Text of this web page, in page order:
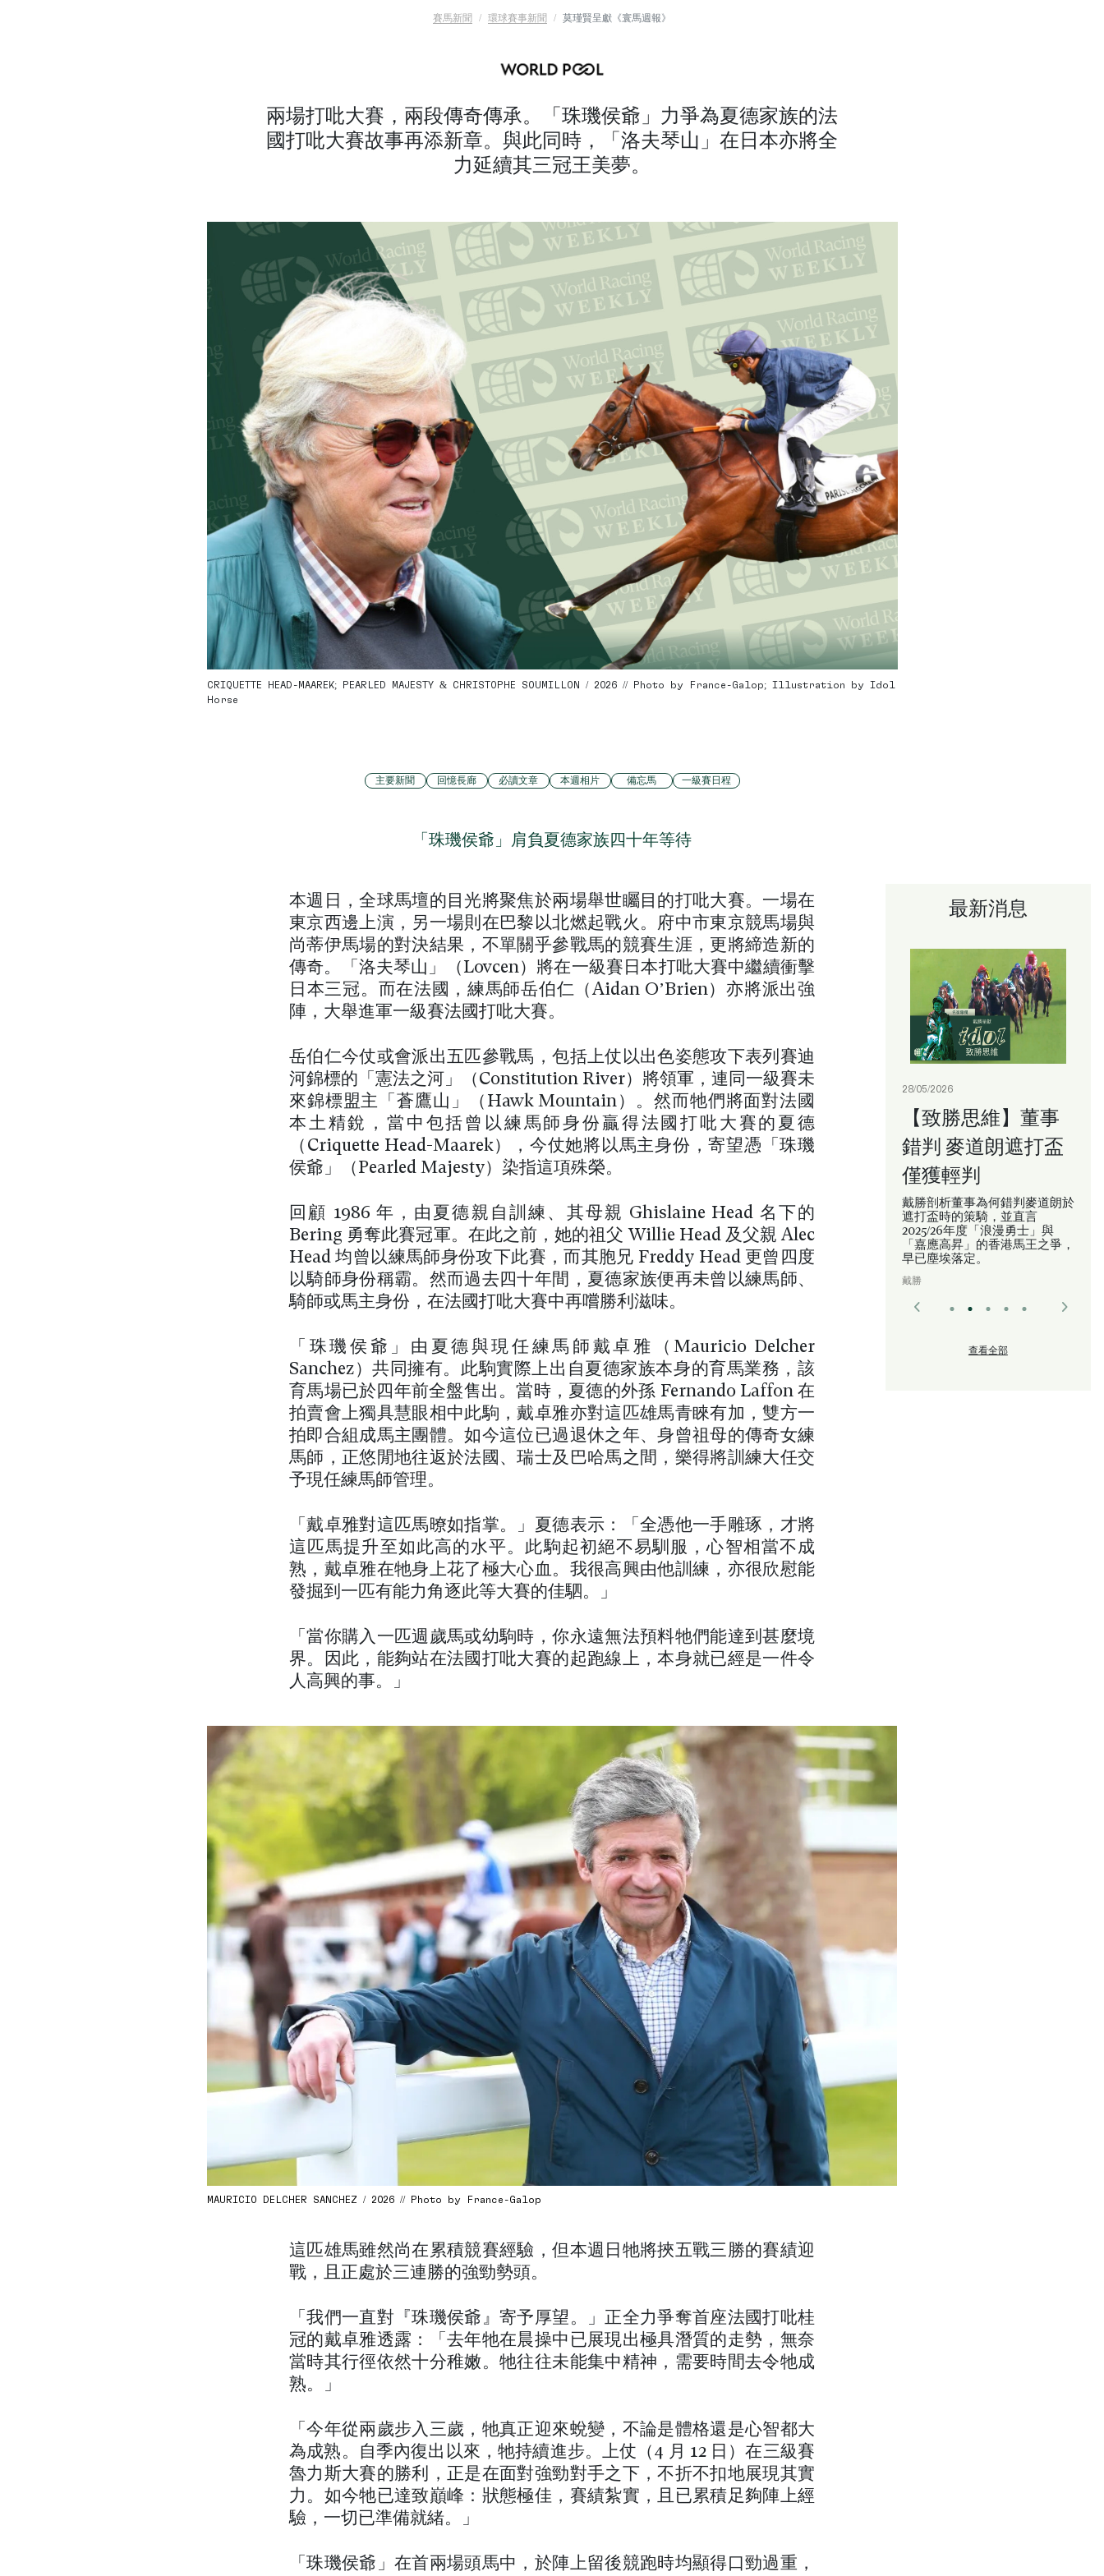
賽馬新聞 環球賽事新聞 莫瑾賢呈獻《寰馬週報》
兩場打吡大賽，兩段傳奇傳承。「珠璣侯爺」力爭為夏德家族的法
國打吡大賽故事再添新章。與此同時，「洛夫琴山」在日本亦將全
力延續其三冠王美夢。
CRIQUETTE HEAD-MAAREK; PEARLED MAJESTY & CHRISTOPHE SOUMILLON / 2026 // Photo by France-Galop; Illustration by Idol
Horse
最新消息
28/05/2026
【致勝思維】董事
錯判 麥道朗遮打盃
僅獲輕判
戴勝剖析董事為何錯判麥道朗於
遮打盃時的策騎，並直言
2025/26年度「浪漫勇士」與
「嘉應高昇」的香港馬王之爭，
早已塵埃落定。
戴勝
查看全部
主要新聞 回憶長廊 必讀文章 本週相片 備忘馬 一級賽日程
「珠璣侯爺」肩負夏德家族四十年等待
本週日，全球馬壇的目光將聚焦於兩場舉世矚目的打吡大賽。一場在
東京西邊上演，另一場則在巴黎以北燃起戰火。府中市東京競馬場與
尚蒂伊馬場的對決結果，不單關乎參戰馬的競賽生涯，更將締造新的
傳奇。「洛夫琴山」（Lovcen）將在一級賽日本打吡大賽中繼續衝擊
日本三冠。而在法國，練馬師岳伯仁（Aidan O’Brien）亦將派出強
陣，大舉進軍一級賽法國打吡大賽。
岳伯仁今仗或會派出五匹參戰馬，包括上仗以出色姿態攻下表列賽迪
河錦標的「憲法之河」（Constitution River）將領軍，連同一級賽未
來錦標盟主「蒼鷹山」（Hawk Mountain）。然而牠們將面對法國
本土精銳，當中包括曾以練馬師身份贏得法國打吡大賽的夏德
（Criquette Head-Maarek），今仗她將以馬主身份，寄望憑「珠璣
侯爺」（Pearled Majesty）染指這項殊榮。
回顧 1986 年，由夏德親自訓練、其母親 Ghislaine Head 名下的
Bering 勇奪此賽冠軍。在此之前，她的祖父 Willie Head 及父親 Alec
Head 均曾以練馬師身份攻下此賽，而其胞兄 Freddy Head 更曾四度
以騎師身份稱霸。然而過去四十年間，夏德家族便再未曾以練馬師、
騎師或馬主身份，在法國打吡大賽中再嚐勝利滋味。
「珠璣侯爺」由夏德與現任練馬師戴卓雅（Mauricio Delcher
Sanchez）共同擁有。此駒實際上出自夏德家族本身的育馬業務，該
育馬場已於四年前全盤售出。當時，夏德的外孫 Fernando Laffon 在
拍賣會上獨具慧眼相中此駒，戴卓雅亦對這匹雄馬青睞有加，雙方一
拍即合組成馬主團體。如今這位已過退休之年、身曾祖母的傳奇女練
馬師，正悠閒地往返於法國、瑞士及巴哈馬之間，樂得將訓練大任交
予現任練馬師管理。
「戴卓雅對這匹馬暸如指掌。」夏德表示：「全憑他一手雕琢，才將
這匹馬提升至如此高的水平。此駒起初絕不易馴服，心智相當不成
熟，戴卓雅在牠身上花了極大心血。我很高興由他訓練，亦很欣慰能
發掘到一匹有能力角逐此等大賽的佳駟。」
「當你購入一匹週歲馬或幼駒時，你永遠無法預料牠們能達到甚麼境
界。因此，能夠站在法國打吡大賽的起跑線上，本身就已經是一件令
人高興的事。」
MAURICIO DELCHER SANCHEZ / 2026 // Photo by France-Galop
這匹雄馬雖然尚在累積競賽經驗，但本週日牠將挾五戰三勝的賽績迎
戰，且正處於三連勝的強勁勢頭。
「我們一直對『珠璣侯爺』寄予厚望。」正全力爭奪首座法國打吡桂
冠的戴卓雅透露：「去年牠在晨操中已展現出極具潛質的走勢，無奈
當時其行徑依然十分稚嫩。牠往往未能集中精神，需要時間去令牠成
熟。」
「今年從兩歲步入三歲，牠真正迎來蛻變，不論是體格還是心智都大
為成熟。自季內復出以來，牠持續進步。上仗（4 月 12 日）在三級賽
魯力斯大賽的勝利，正是在面對強勁對手之下，不折不扣地展現其實
力。如今牠已達致巔峰：狀態極佳，賽績紮實，且已累積足夠陣上經
驗，一切已準備就緒。」
「珠璣侯爺」在首兩場頭馬中，於陣上留後競跑時均顯得口勁過重，